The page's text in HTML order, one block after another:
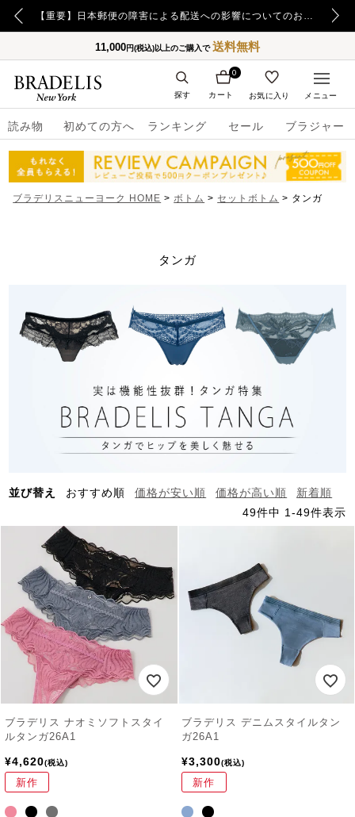
【重要】日本郵便の障害による配送への影響についてのお詫び
11,000円(税込)以上のご購入で送料無料
読み物 初めての方へ ランキング セール ブラジャー
カート
0
お気に入り
探す メニュー
ブラデリスニューヨーク HOME ボトム セットボトム タンガ
タンガ
並び替え おすすめ順 価格が安い順 価格が高い順
新着順
49件中 1 -49件表示
ブラデリス ナオミソフトスタイ
ルタンガ26A1
¥4,620 税込
新作
ブラデリス デニムスタイルタン
ガ26A1
¥3,300 税込
新作